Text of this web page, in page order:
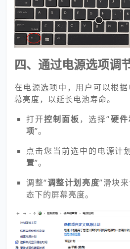
四、通过电源选项调
在电源选项中，用户可以根据
幕亮度，以延长电池寿命。
打开
项”。
点击您当前选中的电源计划
置”。
调整“调整计划亮度
态下的屏幕亮度。